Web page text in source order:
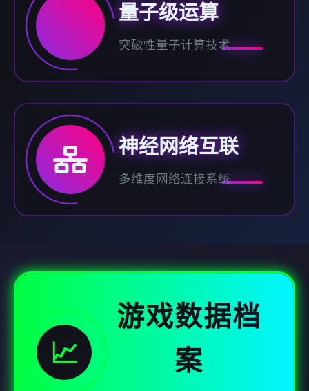
量子级运算
突破性量子计算技术
神经网络互联
多维度网络连接系统
📈
游戏数据档
案